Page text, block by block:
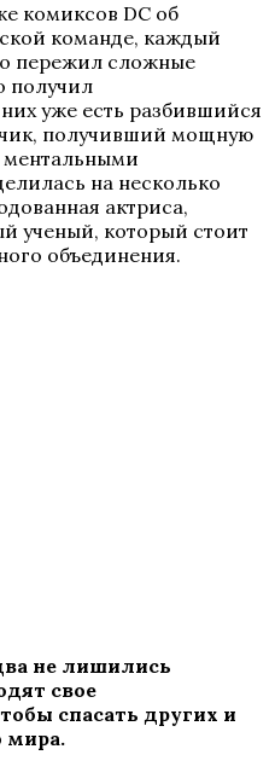
комиксов DC об
команде, каждый
пережил сложные
получил
уже есть разбившийся
получивший мощную
ментальными
на несколько
актриса,
ученый, который стоит
объединения.
не лишились
свое
спасать других и
мира.